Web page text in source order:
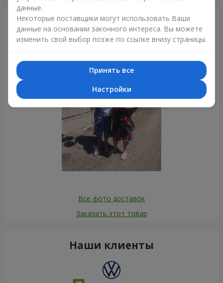
Фотогалерея
Все фото доставок
Заказать этот товар
Наши клиенты
данные.
Некоторые поставщики могут использовать Ваши
данные на основании законного интереса. Вы можете
изменить свой выбор позже по ссылке внизу страницы.
Принять все
Настройки